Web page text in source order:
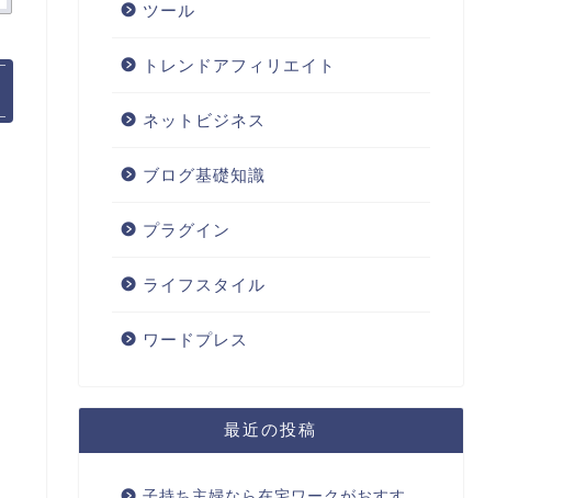
ツール
トレンドアフィリエイト
ネットビジネス
ブログ基礎知識
プラグイン
ライフスタイル
ワードプレス
最近の投稿